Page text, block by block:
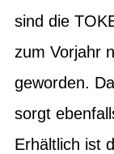
sind die
zum Vorjahr
geworden.
sorgt
Erhältlich ist